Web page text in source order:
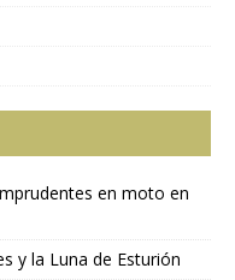
en moto en
y la Luna de Esturión